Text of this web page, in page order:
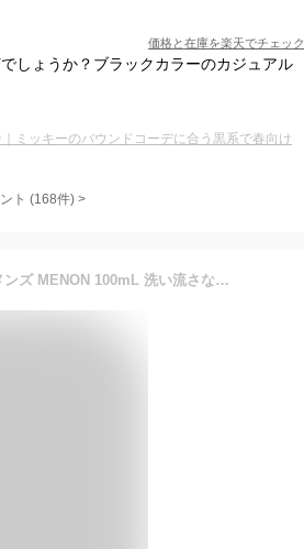
価格と在庫を楽天でチェック
しょうか？ブラックカラーのカジュアル
ミッキーのバウンドコーデに合う黒系で春向け
ト (168件) >
ヘアオイル 洗い流さない スタイリング メンズ MENON 100mL 洗い流さないトリートメント オーガニック 男性 女性 しっとり 香り ダメージ トリートメント クセ毛 寝ぐせ ダメージケア ダメージヘア 補修 髪 痛み うねり 乾燥